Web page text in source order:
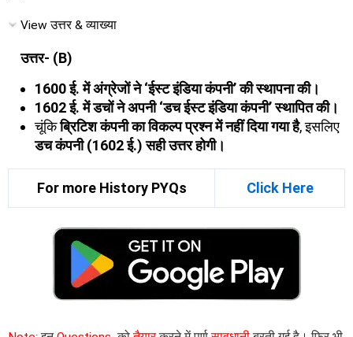
View उत्तर & व्याख्या
उत्तर- (B)
1600 ई. में अंग्रेजों ने ‘ईस्ट इंडिया कंपनी’ की स्थापना की।
1602 ई. में डचों ने अपनी ‘डच ईस्ट इंडिया कंपनी’ स्थापित की।
चूंकिब्रिटिश कंपनी का विकल्प प्रश्न में नहीं दिया गया है, इसलिए
डच कंपनी (1602 ई.) सही उत्तर होगी।
For more History PYQs Click Here